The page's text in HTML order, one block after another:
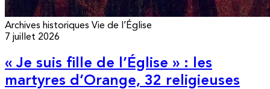
Archives historiques Vie de l’Église
7 juillet 2026
« Je suis fille de l’Église » : les
martyres d’Orange, 32 religieuses